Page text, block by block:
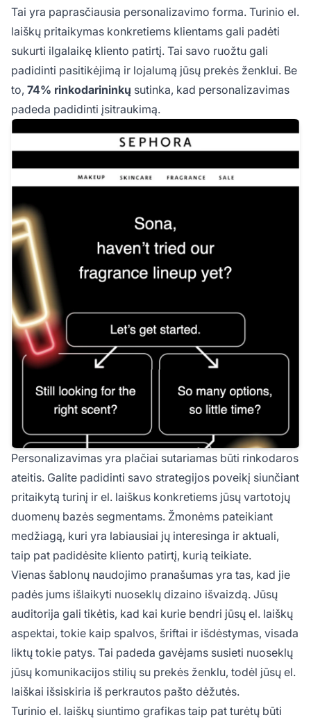
Tai yra paprasčiausia personalizavimo forma. Turinio el.
laiškų pritaikymas konkretiems klientams gali padėti
sukurti ilgalaikę kliento patirtį. Tai savo ruožtu gali
padidinti pasitikėjimą ir lojalumą jūsų prekės ženklui. Be
to, 74% rinkodarininkų sutinka, kad personalizavimas
padeda padidinti įsitraukimą.
Personalizavimas yra plačiai sutariamas būti rinkodaros
ateitis. Galite padidinti savo strategijos poveikį siunčiant
pritaikytą turinį ir el. laiškus konkretiems jūsų vartotojų
duomenų bazės segmentams. Žmonėms pateikiant
medžiagą, kuri yra labiausiai jų interesinga ir aktuali,
taip pat padidėsite kliento patirtį, kurią teikiate.
Vienas šablonų naudojimo pranašumas yra tas, kad jie
padės jums išlaikyti nuoseklų dizaino išvaizdą. Jūsų
auditorija gali tikėtis, kad kai kurie bendri jūsų el. laiškų
aspektai, tokie kaip spalvos, šriftai ir išdėstymas, visada
liktų tokie patys. Tai padeda gavėjams susieti nuoseklų
jūsų komunikacijos stilių su prekės ženklu, todėl jūsų el.
laiškai išsiskiria iš perkrautos pašto dėžutės.
Turinio el. laiškų siuntimo grafikas taip pat turėtų būti